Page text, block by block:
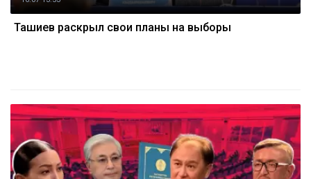
Ташиев раскрыл свои планы на выборы